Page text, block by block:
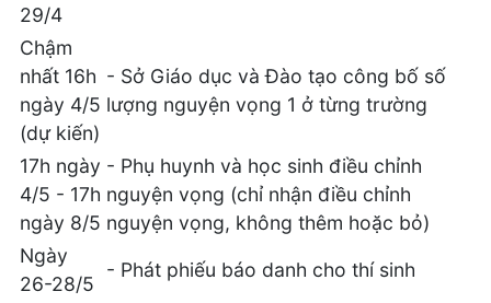
29/4
Chậm
nhất 16h
ngày 4/5
(dự kiến)
- Sở Giáo dục và Đào tạo công bố số
lượng nguyện vọng 1 ở từng trường
17h ngày
4/5 - 17h
ngày 8/5
- Phụ huynh và học sinh điều chỉnh
nguyện vọng (chỉ nhận điều chỉnh
nguyện vọng, không thêm hoặc bỏ)
Ngày
26-28/5
- Phát phiếu báo danh cho thí sinh